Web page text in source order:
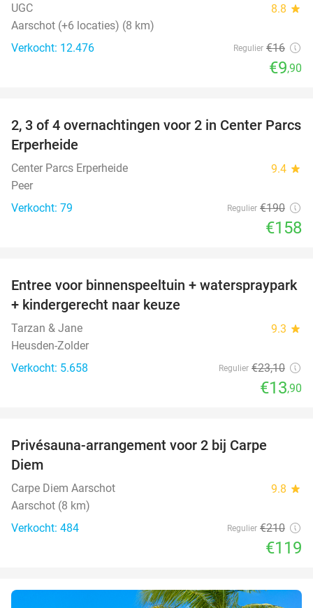
UGC 8.8 star
Aarschot (+6 locaties) (8 km)
Verkocht: 12.476
Regulier €16
€9,90
17%
2, 3 of 4 overnachtingen voor 2 in Center Parcs
Erperheide
Center Parcs Erperheide 9.4 star
Peer
Verkocht: 79
Regulier €190
€158
40%
Entree voor binnenspeeltuin + waterspraypark
+ kindergerecht naar keuze
Tarzan & Jane 9.3 star
Heusden-Zolder
Verkocht: 5.658
Regulier €23,10
€13,90
Privésauna-arrangement voor 2 bij Carpe
Diem
Carpe Diem Aarschot 9.8 star
Aarschot (8 km)
Verkocht: 484
Regulier €210
€119